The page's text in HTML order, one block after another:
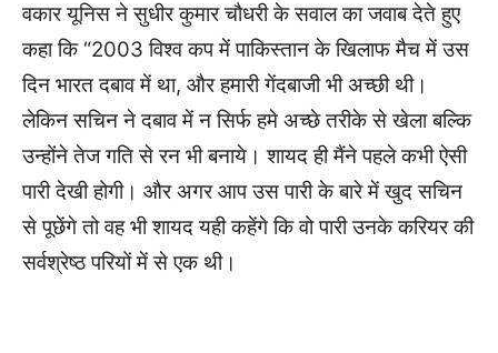
वकार यूनिस ने सुधीर कुमार चौधरी के सवाल का जवाब देते हुए
कहा कि “2003 विश्व कप में पाकिस्तान के खिलाफ मैच में उस
दिन भारत दबाव में था, और हमारी गेंदबाजी भी अच्छी थी।
लेकिन सचिन ने दबाव में न सिर्फ हमे अच्छे तरीके से खेला बल्कि
उन्होंने तेज गति से रन भी बनाये। शायद ही मैंने पहले कभी ऐसी
पारी देखी होगी। और अगर आप उस पारी के बारे में खुद सचिन
से पूछेंगे तो वह भी शायद यही कहेंगे कि वो पारी उनके करियर की
सर्वश्रेष्ठ परियों में से एक थी।